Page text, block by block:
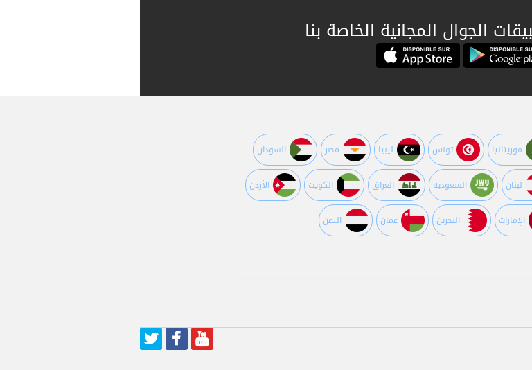
الجوال المجانية الخاصة بنا
موريتانيا تونس ليبيا مصر السودان
لبنان السعودية العراق الكويت اﻷردن
اﻹمارات البحرين عمان اليمن